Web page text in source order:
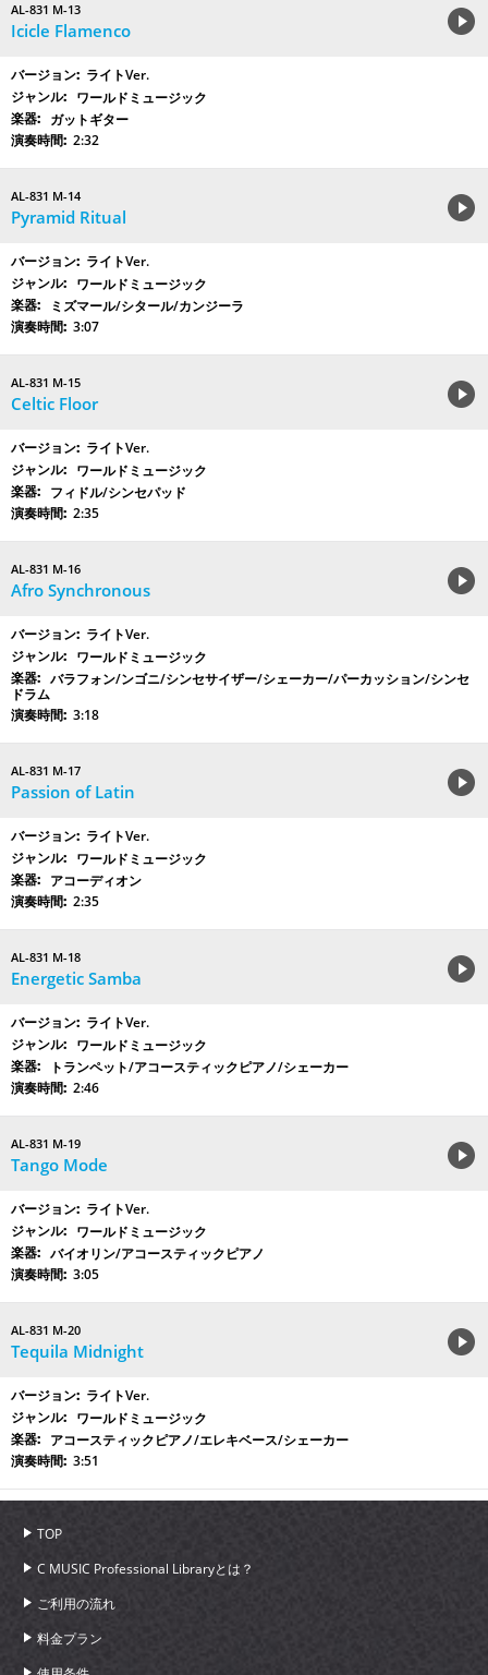
AL-831 M-13
Icicle Flamenco
ライトVer.
ワールドミュージック
ガットギター
2:32
AL-831 M-14
Pyramid Ritual
ライトVer.
ワールドミュージック
ミズマール/シタール/カンジーラ
3:07
AL-831 M-15
Celtic Floor
ライトVer.
ワールドミュージック
フィドル/シンセパッド
2:35
AL-831 M-16
Afro Synchronous
ライトVer.
ワールドミュージック
バラフォン/ンゴニ/シンセサイザー/シェーカー/パーカッション/シンセ
ドラム
3:18
AL-831 M-17
Passion of Latin
ライトVer.
ワールドミュージック
アコーディオン
2:35
AL-831 M-18
Energetic Samba
ライトVer.
ワールドミュージック
トランペット/アコースティックピアノ/シェーカー
2:46
AL-831 M-19
Tango Mode
ライトVer.
ワールドミュージック
バイオリン/アコースティックピアノ
3:05
AL-831 M-20
Tequila Midnight
ライトVer.
ワールドミュージック
アコースティックピアノ/エレキベース/シェーカー
3:51
TOP
C MUSIC Professional Libraryとは？
ご利用の流れ
料金プラン